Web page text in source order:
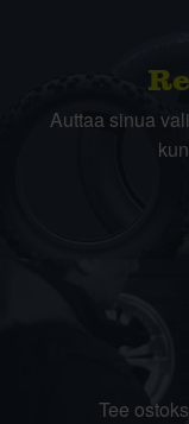
Auttaa sinua
Tee